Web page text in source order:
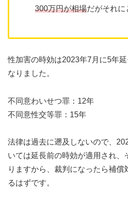
300万円が相場だがそれに
性加害の時効は2023年7月に5年
なりました。
不同意わいせつ罪：12年
不同意性交等罪：15年
法律は過去に遡及しないので、
いては延長前の時効が適用され、
りますから、裁判になったら補償
るはずです。